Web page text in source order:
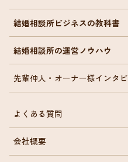
結婚相談所ビジネスの教科書
結婚相談所の運営ノウハウ
先輩仲人・オーナー様インタ
よくある質問
会社概要